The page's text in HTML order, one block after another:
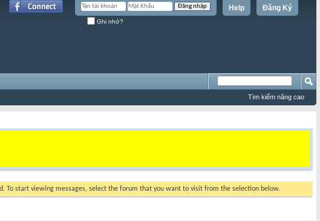
Đăng Ký
Help
Ghi nhớ?
Tìm kiếm nâng cao
To start viewing messages, select the forum that you want to visit from the selection below.